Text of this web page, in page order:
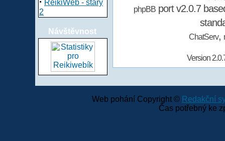
ReikiWeb - starý
2
Návštěvnost
phpBBport v2.0.7
ChatServ,
Version
Web pohání Copyright © Redakční
Čas potřebný ke